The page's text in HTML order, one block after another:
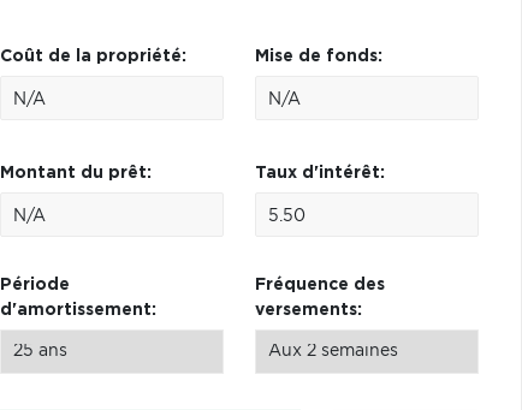
Coût de la propriété: Mise de fonds:
Montant du prêt: Taux d'intérêt:
Période
d'amortissement:
Fréquence des
versements: